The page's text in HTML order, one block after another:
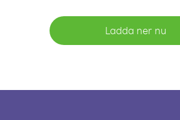
Ladda ner nu